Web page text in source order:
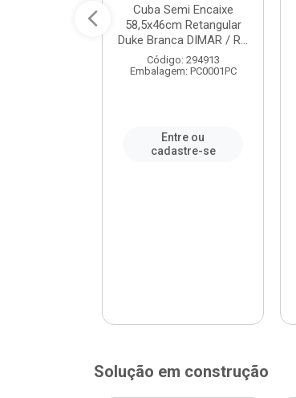
Cuba Semi Encaixe
58,5x46cm Retangular
Duke Branca DIMAR / R...
Código: 294913
Embalagem: PC0001PC
Entre ou
cadastre-se
Solução em construção